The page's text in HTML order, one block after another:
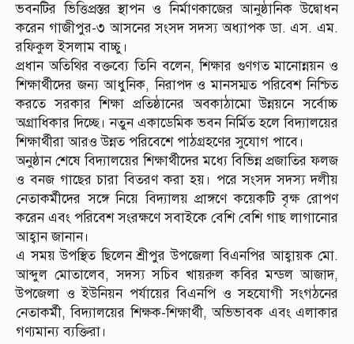
ভবনটির ভিত্তিপ্রস্তর স্থাপন ও নির্মাণকাজের আনুষ্ঠানিক উদ্বোধন
করেন গাজীপুর-৩ আসনের সংসদ সদস্য অধ্যাপক ডা. এস. এম.
রফিকুল ইসলাম বাচ্চু।
প্রধান অতিথির বক্তব্যে তিনি বলেন, শিক্ষার গুণগত মানোন্নয়ন ও
শিক্ষার্থীদের জন্য আধুনিক, নিরাপদ ও মানসম্মত পরিবেশ নিশ্চিত
করতে সরকার শিক্ষা প্রতিষ্ঠানের অবকাঠামো উন্নয়নে সর্বোচ্চ
অগ্রাধিকার দিচ্ছে। নতুন একাডেমিক ভবন নির্মিত হলে বিদ্যালয়ের
শিক্ষার্থীরা আরও উন্নত পরিবেশে পাঠগ্রহণের সুযোগ পাবে।
অনুষ্ঠান শেষে বিদ্যালয়ের শিক্ষার্থীদের মধ্যে বিভিন্ন প্রজাতির ফলজ
ও বনজ গাছের চারা বিতরণ করা হয়। পরে সংসদ সদস্য দলীয়
নেতাকর্মীদের সঙ্গে নিয়ে বিদ্যালয় প্রাঙ্গণে কয়েকটি বৃক্ষ রোপণ
করেন এবং পরিবেশ সংরক্ষণে সবাইকে বেশি বেশি গাছ লাগানোর
আহ্বান জানান।
এ সময় উপস্থিত ছিলেন শ্রীপুর উপজেলা বিএনপির আহ্বায়ক মো.
আব্দুল মোতালেব, সদস্য সচিব খায়রুল কবির মন্ডল আজাদ,
উপজেলা ও ইউনিয়ন পর্যায়ের বিএনপি ও সহযোগী সংগঠনের
নেতাকর্মী, বিদ্যালয়ের শিক্ষক-শিক্ষার্থী, অভিভাবক এবং এলাকার
গণ্যমান্য ব্যক্তিরা।